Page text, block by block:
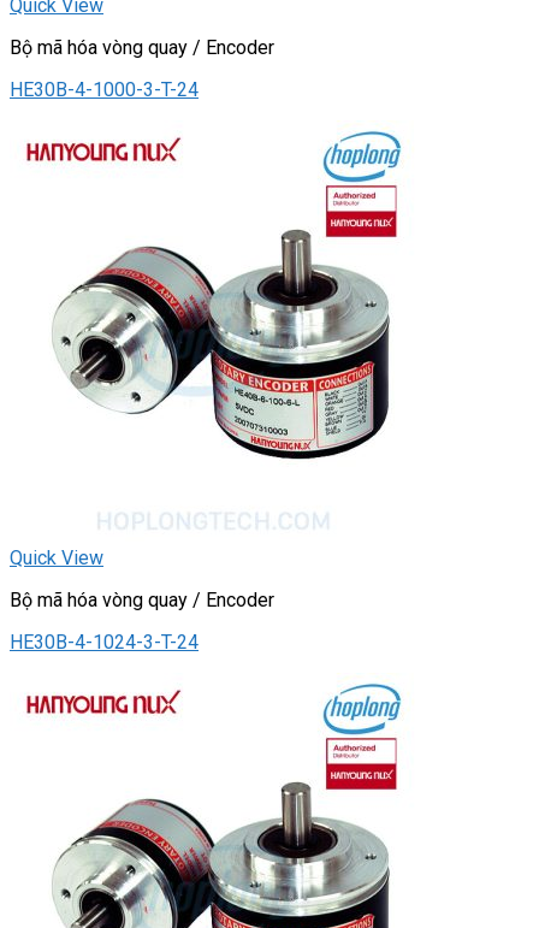
Quick View
Bộ mã hóa vòng quay / Encoder
HE30B-4-1000-3-T-24
Quick View
Bộ mã hóa vòng quay / Encoder
HE30B-4-1024-3-T-24